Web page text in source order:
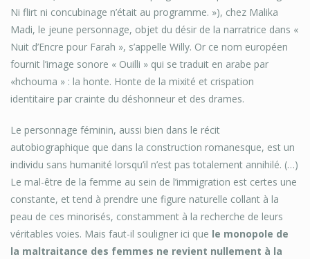
Ni flirt ni concubinage n’était au programme. »), chez Malika
Madi, le jeune personnage, objet du désir de la narratrice dans «
Nuit d’Encre pour Farah », s’appelle Willy. Or ce nom européen
fournit l’image sonore « Ouilli » qui se traduit en arabe par
«hchouma » : la honte. Honte de la mixité et crispation
identitaire par crainte du déshonneur et des drames.
Le personnage féminin, aussi bien dans le récit
autobiographique que dans la construction romanesque, est un
individu sans humanité lorsqu’il n’est pas totalement annihilé. (…)
Le mal-être de la femme au sein de l’immigration est certes une
constante, et tend à prendre une figure naturelle collant à la
peau de ces minorisés, constamment à la recherche de leurs
véritables voies. Mais faut-il souligner ici que le monopole de
la maltraitance des femmes ne revient nullement à la